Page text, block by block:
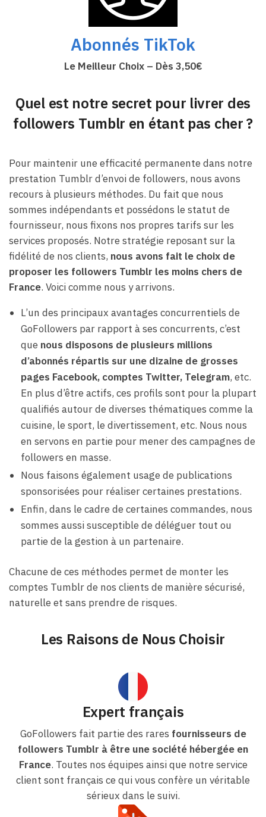
Abonnés TikTok
Le Meilleur Choix – Dès 3,50€
Quel est notre secret pour livrer des
followers Tumblr en étant pas cher ?
Pour maintenir une efficacité permanente dans notre
prestation Tumblr d’envoi de followers, nous avons
recours à plusieurs méthodes. Du fait que nous
sommes indépendants et possédons le statut de
fournisseur, nous fixons nos propres tarifs sur les
services proposés. Notre stratégie reposant sur la
fidélité de nos clients, nous avons fait le choix de
proposer les followers Tumblr les moins chers de
France. Voici comme nous y arrivons.
L’un des principaux avantages concurrentiels de
GoFollowers par rapport à ses concurrents, c’est
que nous disposons de plusieurs millions
d’abonnés répartis sur une dizaine de grosses
pages Facebook, comptes Twitter, Telegram, etc.
En plus d’être actifs, ces profils sont pour la plupart
qualifiés autour de diverses thématiques comme la
cuisine, le sport, le divertissement, etc. Nous nous
en servons en partie pour mener des campagnes de
followers en masse.
Nous faisons également usage de publications
sponsorisées pour réaliser certaines prestations.
Enfin, dans le cadre de certaines commandes, nous
sommes aussi susceptible de déléguer tout ou
partie de la gestion à un partenaire.
Chacune de ces méthodes permet de monter les
comptes Tumblr de nos clients de manière sécurisé,
naturelle et sans prendre de risques.
Les Raisons de Nous Choisir
Expert français
GoFollowers fait partie des rares fournisseurs de
followers Tumblr à être une société hébergée en
France. Toutes nos équipes ainsi que notre service
client sont français ce qui vous confère un véritable
sérieux dans le suivi.